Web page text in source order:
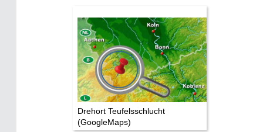
Drehort Teufelsschlucht
(GoogleMaps)